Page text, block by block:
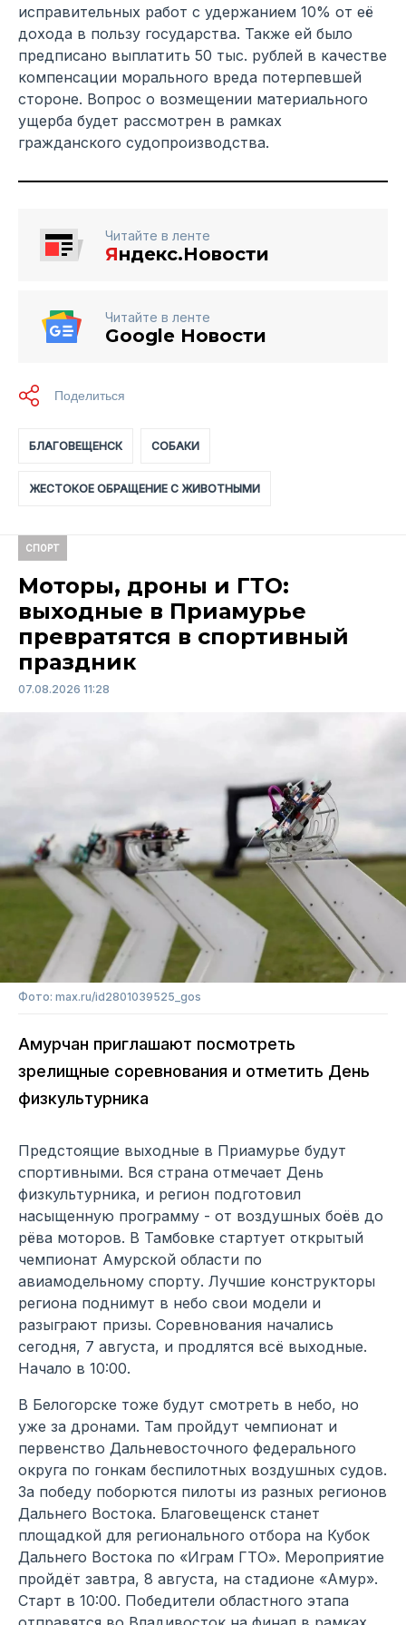
исправительных работ с удержанием 10% от её
дохода в пользу государства. Также ей было
предписано выплатить 50 тыс. рублей в качестве
компенсации морального вреда потерпевшей
стороне. Вопрос о возмещении материального
ущерба будет рассмотрен в рамках
гражданского судопроизводства.
Читайте в ленте
Яндекс.Новости
Читайте в ленте
Google Новости
БЛАГОВЕЩЕНСК СОБАКИ
ЖЕСТОКОЕ ОБРАЩЕНИЕ С ЖИВОТНЫМИ
СПОРТ
Моторы, дроны и ГТО:
выходные в Приамурье
превратятся в спортивный
праздник
07.08.2026 11:28
Фото: max.ru/id2801039525_gos
Амурчан приглашают посмотреть
зрелищные соревнования и отметить День
физкультурника
Предстоящие выходные в Приамурье будут
спортивными. Вся страна отмечает День
физкультурника, и регион подготовил
насыщенную программу - от воздушных боёв до
рёва моторов. В Тамбовке стартует открытый
чемпионат Амурской области по
авиамодельному спорту. Лучшие конструкторы
региона поднимут в небо свои модели и
разыграют призы. Соревнования начались
сегодня, 7 августа, и продлятся всё выходные.
Начало в 10:00.
В Белогорске тоже будут смотреть в небо, но
уже за дронами. Там пройдут чемпионат и
первенство Дальневосточного федерального
округа по гонкам беспилотных воздушных судов.
За победу поборются пилоты из разных регионов
Дальнего Востока. Благовещенск станет
площадкой для регионального отбора на Кубок
Дальнего Востока по «Играм ГТО». Мероприятие
пройдёт завтра, 8 августа, на стадионе «Амур».
Старт в 10:00. Победители областного этапа